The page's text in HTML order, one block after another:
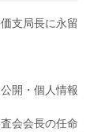
支局長に永留
開・個人情報
会会長の任命